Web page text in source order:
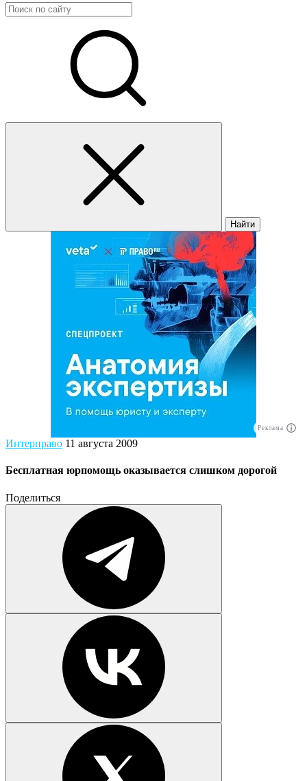
Найти
Реклама
Интерправо 11 августа 2009
Бесплатная юрпомощь оказывается слишком дорогой
Поделиться